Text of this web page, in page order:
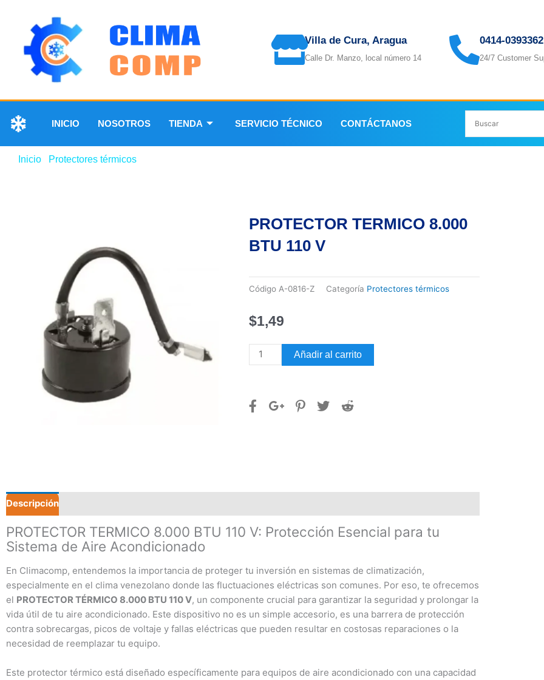
Villa de Cura, Aragua
Calle Dr. Manzo, local número 14
0414-0393362
24/7 Customer
INICIO NOSOTROS TIENDA SERVICIO TÉCNICO CONTÁCTANOS
Inicio Protectores térmicos
PROTECTOR TERMICO 8.000
BTU 110 V
Código A-0816-Z Categoría Protectores térmicos
$1,49
PROTECTOR
TERMICO
110
Añadir al carrito
Descripción
PROTECTOR TERMICO 8.000 BTU 110 V: Protección Esencial para tu
Sistema de Aire Acondicionado
En Climacomp, entendemos la importancia de proteger tu inversión en sistemas de climatización,
especialmente en el clima venezolano donde las fluctuaciones eléctricas son comunes. Por eso, te ofrecemos
el PROTECTOR TÉRMICO 8.000 BTU 110 V, un componente crucial para garantizar la seguridad y prolongar la
vida útil de tu aire acondicionado. Este dispositivo no es un simple accesorio, es una barrera de protección
contra sobrecargas, picos de voltaje y fallas eléctricas que pueden resultar en costosas reparaciones o la
necesidad de reemplazar tu equipo.
Este protector térmico está diseñado específicamente para equipos de aire acondicionado con una capacidad